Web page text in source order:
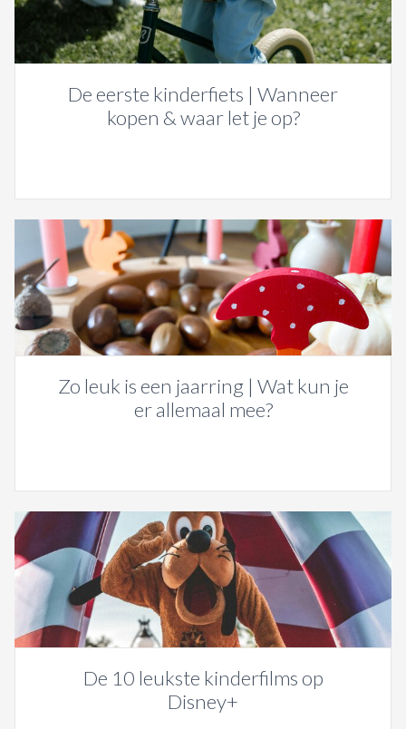
De eerste kinderfiets | Wanneer
kopen & waar let je op?
Zo leuk is een jaarring | Wat kun je
er allemaal mee?
De 10 leukste kinderfilms op
Disney+